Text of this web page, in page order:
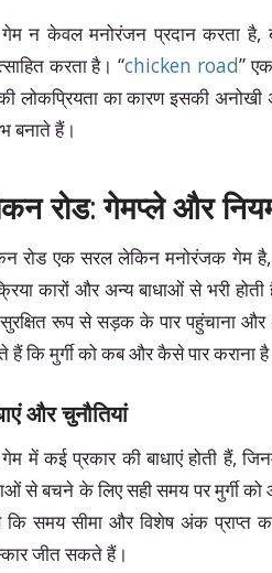
न केवल मनोरंजन प्रदान करता है,
करता है। “chicken road”
लोकप्रियता का कारण इसकी
बनाते हैं।
रोड: गेमप्ले और
रोड एक सरल लेकिन मनोरंजक गेम है,
कारों और अन्य बाधाओं से भरी
रूप से सड़क के पार पहुंचाना
हैं कि मुर्गी को कब और कैसे पार कराना
और चुनौतियां
में कई प्रकार की बाधाएं होती हैं,
से बचने के लिए सही समय पर मुर्गी
समय सीमा और विशेष अंक प्राप्त
जीत सकते हैं।